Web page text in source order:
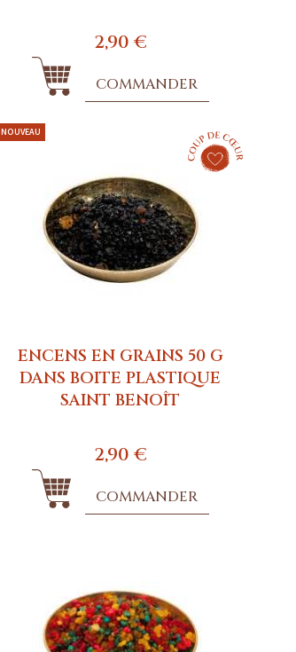
2,90 €
COMMANDER
NOUVEAU
ENCENS EN GRAINS 50 G
DANS BOITE PLASTIQUE
SAINT BENOÎT
2,90 €
COMMANDER